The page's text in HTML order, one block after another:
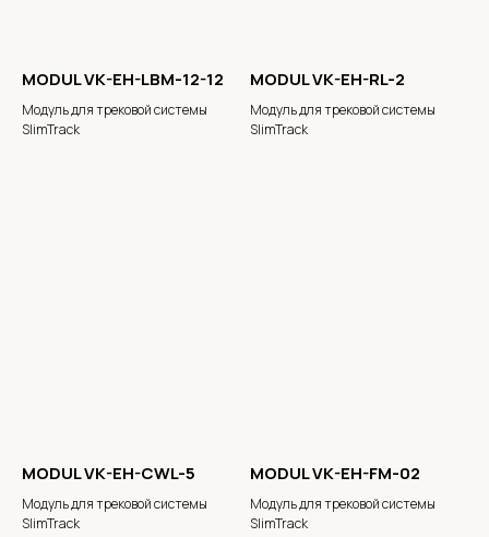
MODUL VK-EH-LBM-12-12
Модуль для трековой системы
SlimTrack
MODUL VK-EH-RL-2
Модуль для трековой системы
SlimTrack
MODUL VK-EH-CWL-5
Модуль для трековой системы
SlimTrack
MODUL VK-EH-FM-02
Модуль для трековой системы
SlimTrack